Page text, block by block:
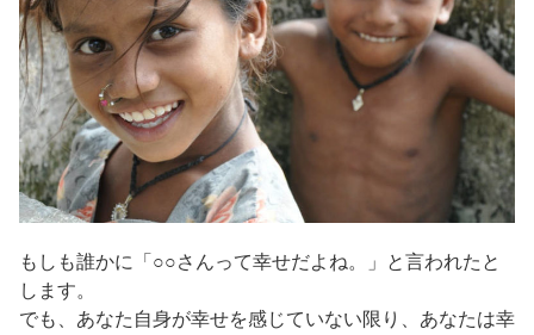
もしも誰かに「○○さんって幸せだよね。」と言われたと
します。
でも、あなた自身が幸せを感じていない限り、あなたは幸